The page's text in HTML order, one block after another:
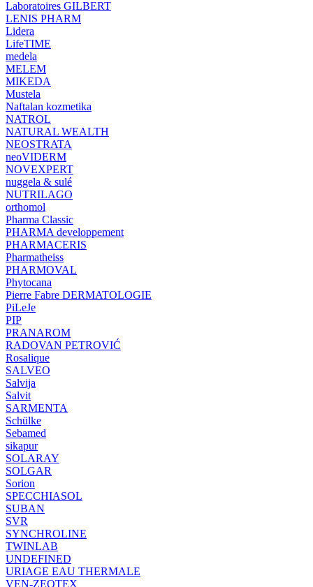
Laboratoires GILBERT
LENIS PHARM
Lidera
LifeTIME
medela
MELEM
MIKEDA
Mustela
Naftalan kozmetika
NATROL
NATURAL WEALTH
NEOSTRATA
neoVIDERM
NOVEXPERT
nuggela & sulé
NUTRILAGO
orthomol
Pharma Classic
PHARMA developpement
PHARMACERIS
Pharmatheiss
PHARMOVAL
Phytocana
Pierre Fabre DERMATOLOGIE
PiLeJe
PIP
PRANAROM
RADOVAN PETROVIĆ
Rosalique
SALVEO
Salvija
Salvit
SARMENTA
Schülke
Sebamed
sikapur
SOLARAY
SOLGAR
Sorion
SPECCHIASOL
SUBAN
SVR
SYNCHROLINE
TWINLAB
UNDEFINED
URIAGE EAU THERMALE
VEN-ZEOTEX